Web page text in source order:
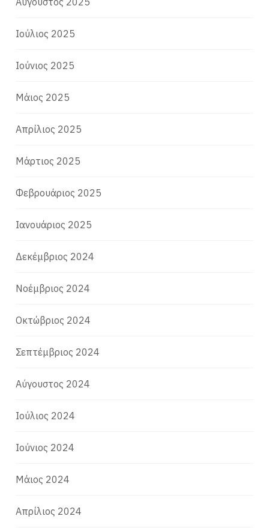
Ιούλιος 2025
Ιούνιος 2025
Μάιος 2025
Απρίλιος 2025
Μάρτιος 2025
Φεβρουάριος 2025
Ιανουάριος 2025
Δεκέμβριος 2024
Νοέμβριος 2024
Οκτώβριος 2024
Σεπτέμβριος 2024
Αύγουστος 2024
Ιούλιος 2024
Ιούνιος 2024
Μάιος 2024
Απρίλιος 2024